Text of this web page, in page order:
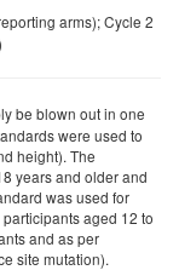
arms); Cycle 2
be blown out in one
were used to
height). The
years and older and
was used for
aged 12 to
and as per
site mutation).